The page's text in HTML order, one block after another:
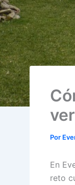
Por
En
reto